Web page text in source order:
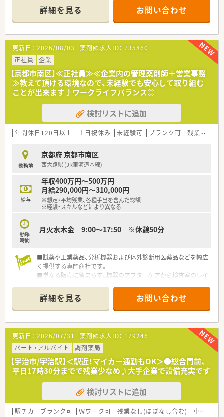
＊------------------------------------------＊
【店舗情報と応需状況について】
■京都府京都市右京区の西院駅から徒歩1分の駅チカな立地で、
通勤における利便性が極めて高い薬局です。
■主な応需科目は内科、小児科、整形外科となっており、1日あた
りの処方箋枚数は平均65枚程度となります。
■勤務体制は薬剤師が常時1〜2名、事務員が2名在籍しており、
丁寧な業務に専念できる体制が整っています。
【募集背景と求める人物像について】
■2020年1月に新規開局した綺麗な店舗における、更なる業務効
率化と対人業務強化のための増員募集です。
■年齢は40代までの方を対象としており、未経験やブランクが
ある方でも積極的に受け入れています。
■患者様に対して穏やかで温かいコミュニケーションを心がけ、
【法人特徴について】
■医療機関や福祉施設と密接な信頼関係を築いている、従業員8
万人超を擁する巨大グループの一員です。
■医療としての薬局経営と福祉事業の2つを柱としており、時代
のニーズに応える多角的な事業展開が魅力です。
■現場の裁量を重視した支店制度を導入しており、地域に密着し
詳細を見る お問い合わせ
更新日： 2026/08/03 薬剤師求人ID： 735860
正社員
企業
【京都市南区】≪正社員≫≪企業内の管理薬剤師＋営業事務
≫教えて頂ける環境なので、未経験でも安心して取り組む
ことが出来ます♪ワークライフバランス◎
検討リストに追加
年間休日120日以上 土日祝休み 未経験可 ブランク可 残業なし(ほぼなし含む)
勤務地
京都府 京都市南区
西大路駅 (JR東海道本線)
給与
年収400万円～500万円
月給290,000円～310,000円
※想定・平均残業、各種手当を含んだ総額
※経験・スキルなどにより異なる
勤務
時間
月火水木金 9:00～17:50 ※休憩50分
■試薬や工業薬品、分析機器および体外診断用医薬品などを幅広
く提供する専門商社です。
■単なる販売に留まらず、機器のアフターケアから検査室のレイ
■社会保険完備や退職金制度、財形貯蓄、保養所の利用など社員
向けの支援が充実しています。
■年間休日は120日以上を確保し、産休や育児休暇の取得実績も
あって働きやすい環境です。
■白血病研究基金を育てる会に所属しており、医療や科学分野の
発展を通じて社会貢献します。
■次世代へ引き継ぐ環境を守るため、環境負荷が少ない製品の選
定や省エネ推進に努めます。
■専門スタッフが国内外のサプライヤーや論文から最適な情報
を提供し、研究現場を支えます。
■本社等でISO14001認証を取得し、試薬や薬品の厳しい温度管
理と迅速な配送を実現します。
■東海地区を中心に全国へ営業拠点を展開し、地域の病院や大
学、研究機関と幅広く取引します。
詳細を見る お問い合わせ
更新日： 2026/07/31 薬剤師求人ID： 179246
パート・アルバイト
調剤薬局
【宇治市/宇治駅】＜駅近！マイカー通勤もOK＞●総合門前、
平日17時30分までで残業少なめ♪大手企業で設備充実です
検討リストに追加
駅チカ ブランク可 Ｗワーク可 残業なし(ほぼなし含む) 車通勤可